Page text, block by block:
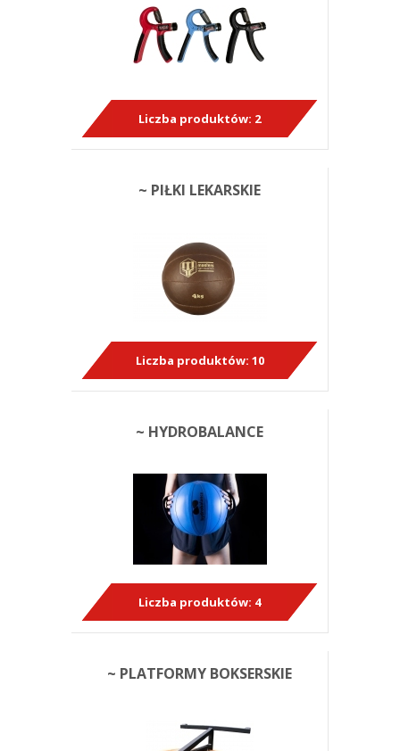
Liczba produktów: 2
~ PIŁKI LEKARSKIE
Liczba produktów: 10
~ HYDROBALANCE
Liczba produktów: 4
~ PLATFORMY BOKSERSKIE